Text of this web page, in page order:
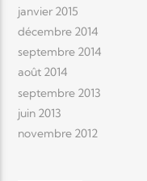
janvier 2015
décembre 2014
septembre 2014
août 2014
septembre 2013
juin 2013
novembre 2012